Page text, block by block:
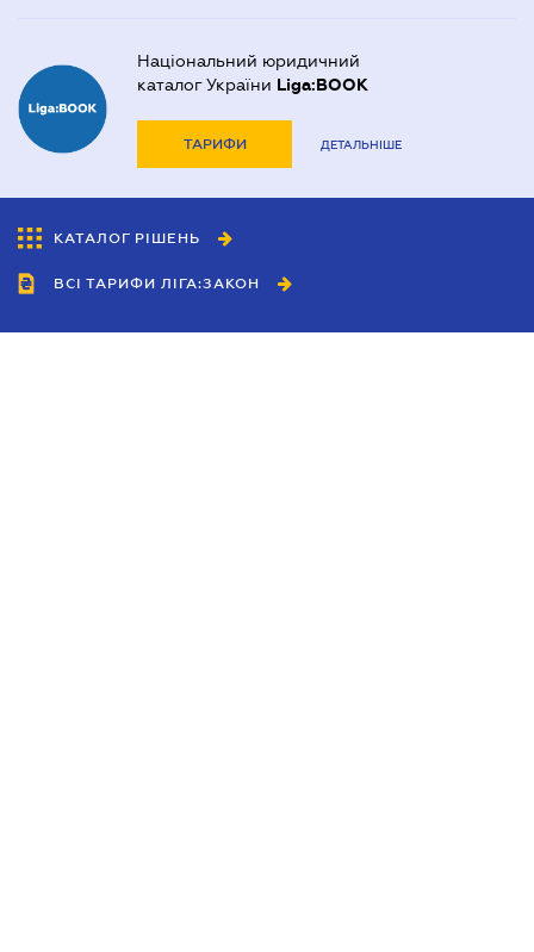
Національний юридичний
каталог України Liga:BOOK
ТАРИФИ ДЕТАЛЬНІШЕ
КАТАЛОГ РІШЕНЬ
ВСІ ТАРИФИ ЛІГА:ЗАКОН